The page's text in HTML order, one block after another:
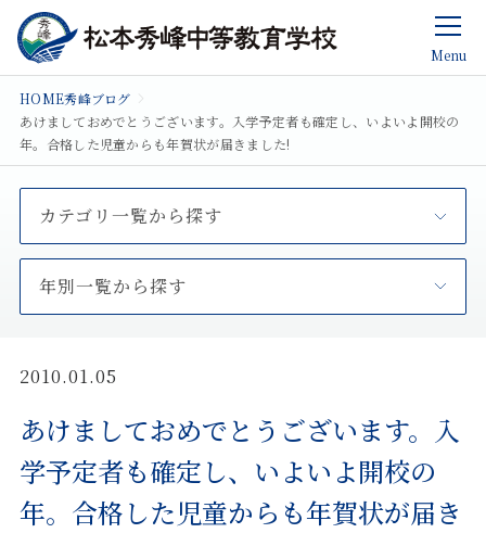
Menu
HOME秀峰ブログ
あけましておめでとうございます。入学予定者も確定し、いよいよ開校の
年。合格した児童からも年賀状が届きました!
カテゴリ一覧から探す
年別一覧から探す
2010.01.05
あけましておめでとうございます。入
学予定者も確定し、いよいよ開校の
年。合格した児童からも年賀状が届き